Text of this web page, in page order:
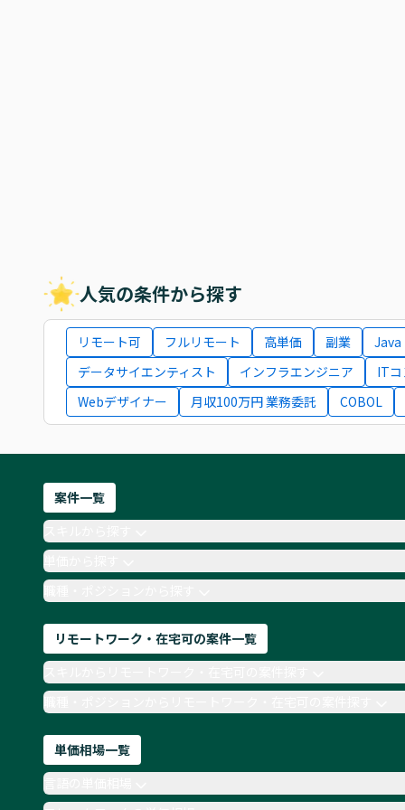
人気の条件から探す
リモート可 フルリモート 高単価 副業
Java
データサイエンティスト
インフラエンジニア
IT
Webデザイナー
月収100万円 業務委託 COBOL
案件一覧
単価から探す
職種・ポジションから探す
リモートワーク・在宅可の案件一覧
職種・ポジションからリモートワーク・在宅可の案件探す
単価相場一覧